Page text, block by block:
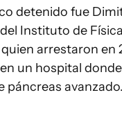
detenido fue
Instituto de
quien arrestaron en
un hospital
páncreas avanzado.